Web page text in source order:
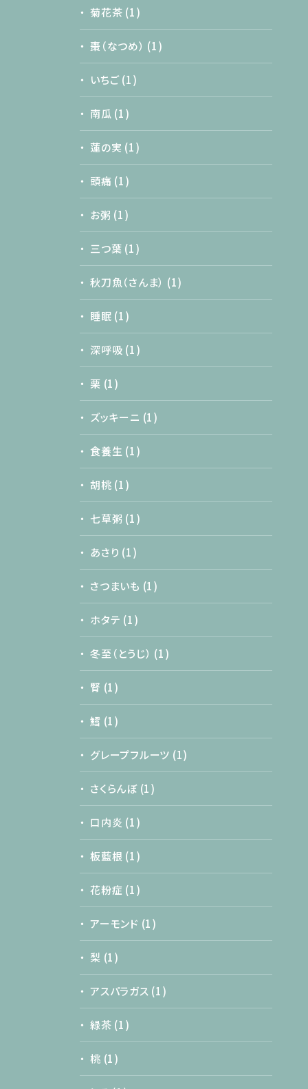
菊花茶 (1)
棗（なつめ） (1)
いちご (1)
南瓜 (1)
蓮の実 (1)
頭痛 (1)
お粥 (1)
三つ葉 (1)
秋刀魚（さんま） (1)
睡眠 (1)
深呼吸 (1)
栗 (1)
ズッキーニ (1)
食養生 (1)
胡桃 (1)
七草粥 (1)
あさり (1)
さつまいも (1)
ホタテ (1)
冬至（とうじ） (1)
腎 (1)
鱈 (1)
グレープフルーツ (1)
さくらんぼ(1)
口内炎 (1)
板藍根 (1)
花粉症 (1)
アーモンド (1)
梨 (1)
アスパラガス (1)
緑茶 (1)
桃 (1)